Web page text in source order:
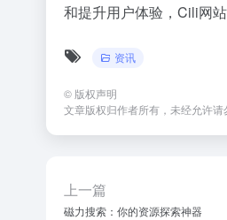
和提升用户体验，Cili网
资讯
© 版权声明
文章版权归作者所有，未经允许请
上一篇
磁力搜索：你的资源探索神器